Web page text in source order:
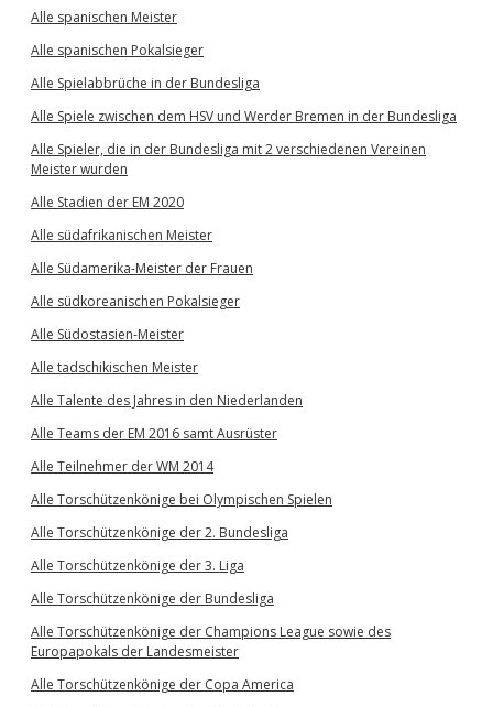
Alle spanischen Meister
Alle spanischen Pokalsieger
Alle Spielabbrüche in der Bundesliga
Alle Spiele zwischen dem HSV und Werder Bremen in der Bundesliga
Alle Spieler, die in der Bundesliga mit 2 verschiedenen Vereinen
Meister wurden
Alle Stadien der EM 2020
Alle südafrikanischen Meister
Alle Südamerika-Meister der Frauen
Alle südkoreanischen Pokalsieger
Alle Südostasien-Meister
Alle tadschikischen Meister
Alle Talente des Jahres in den Niederlanden
Alle Teams der EM 2016 samt Ausrüster
Alle Teilnehmer der WM 2014
Alle Torschützenkönige bei Olympischen Spielen
Alle Torschützenkönige der 2. Bundesliga
Alle Torschützenkönige der 3. Liga
Alle Torschützenkönige der Bundesliga
Alle Torschützenkönige der Champions League sowie des
Europapokals der Landesmeister
Alle Torschützenkönige der Copa America